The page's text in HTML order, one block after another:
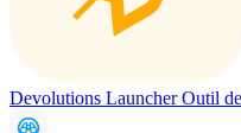
Devolutions LauncherOutil